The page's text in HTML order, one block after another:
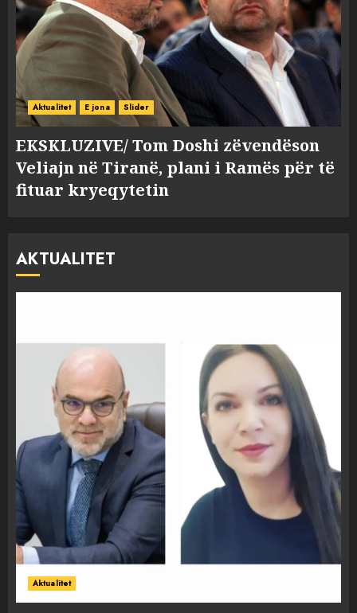
Aktualitet E jona Slider
EKSKLUZIVE/ Tom Doshi zëvendëson
Veliajn në Tiranë, plani i Ramës për të
fituar kryeqytetin
AKTUALITET
Aktualitet